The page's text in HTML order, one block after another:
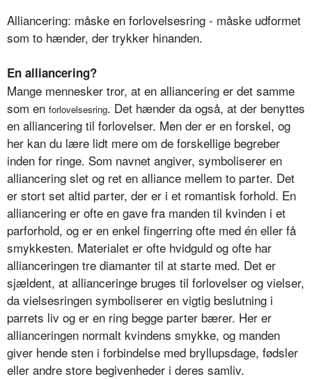
Alliancering: måske en forlovelsesring - måske udformet
som to hænder, der trykker hinanden.
En alliancering?
Mange mennesker tror, at en alliancering er det samme
som en forlovelsesring. Det hænder da også, at der benyttes
en alliancering til forlovelser. Men der er en forskel, og
her kan du lære lidt mere om de forskellige begreber
inden for ringe. Som navnet angiver, symboliserer en
alliancering slet og ret en alliance mellem to parter. Det
er stort set altid parter, der er i et romantisk forhold. En
alliancering er ofte en gave fra manden til kvinden i et
parforhold, og er en enkel fingerring ofte med én eller få
smykkesten. Materialet er ofte hvidguld og ofte har
allianceringen tre diamanter til at starte med. Det er
sjældent, at allianceringe bruges til forlovelser og vielser,
da vielsesringen symboliserer en vigtig beslutning i
parrets liv og er en ring begge parter bærer. Her er
allianceringen normalt kvindens smykke, og manden
giver hende sten i forbindelse med bryllupsdage, fødsler
eller andre store begivenheder i deres samliv.